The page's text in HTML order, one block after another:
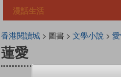
漫話生活
香港閱讀城> 圖書 > 文學小說 >
蓮愛